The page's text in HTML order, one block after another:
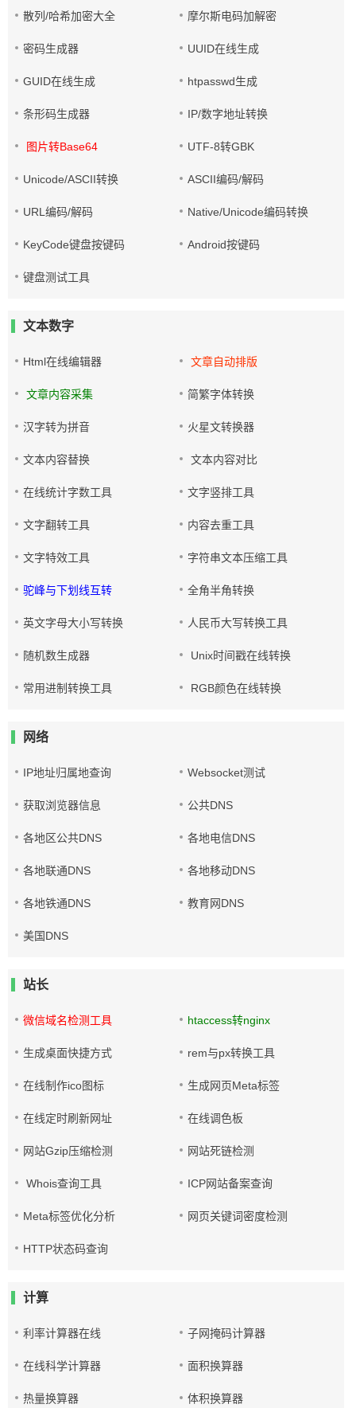
散列/哈希加密大全 摩尔斯电码加解密
密码生成器 UUID在线生成
GUID在线生成 htpasswd生成
条形码生成器 IP/数字地址转换
图片转Base64 UTF-8转GBK
Unicode/ASCII转换 ASCII编码/解码
URL编码/解码 Native/Unicode编码转换
KeyCode键盘按键码 Android按键码
键盘测试工具
文本数字
Html在线编辑器 文章自动排版
文章内容采集 简繁字体转换
汉字转为拼音 火星文转换器
文本内容替换 文本内容对比
在线统计字数工具 文字竖排工具
文字翻转工具 内容去重工具
文字特效工具 字符串文本压缩工具
驼峰与下划线互转 全角半角转换
英文字母大小写转换 人民币大写转换工具
随机数生成器 Unix时间戳在线转换
常用进制转换工具 RGB颜色在线转换
网络
IP地址归属地查询 Websocket测试
获取浏览器信息 公共DNS
各地区公共DNS 各地电信DNS
各地联通DNS 各地移动DNS
各地铁通DNS 教育网DNS
美国DNS
站长
微信域名检测工具 htaccess转nginx
生成桌面快捷方式 rem与px转换工具
在线制作ico图标 生成网页Meta标签
在线定时刷新网址 在线调色板
网站Gzip压缩检测 网站死链检测
Whois查询工具 ICP网站备案查询
Meta标签优化分析 网页关键词密度检测
HTTP状态码查询
计算
利率计算器在线 子网掩码计算器
在线科学计算器 面积换算器
热量换算器 体积换算器